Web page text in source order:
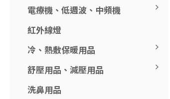
電療機、低週波、中頻機
紅外線燈
冷、熱敷保暖用品
舒壓用品、減壓用品
洗鼻用品